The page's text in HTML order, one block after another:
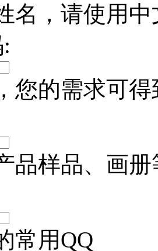
名，请使用中
您的需求可
品样品、画
常用QQ